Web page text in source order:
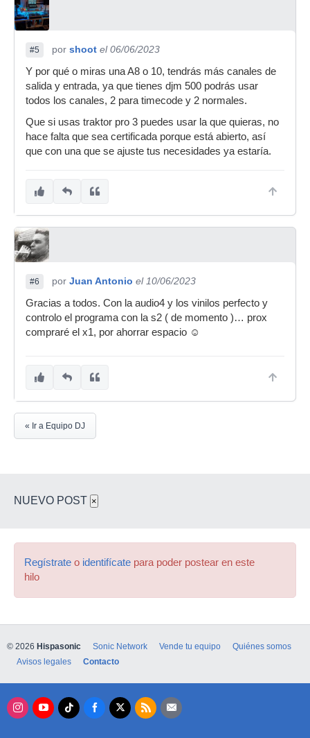
#5 por shoot el 06/06/2023
Y por qué o miras una A8 o 10, tendrás más canales de
salida y entrada, ya que tienes djm 500 podrás usar
todos los canales, 2 para timecode y 2 normales.
Que si usas traktor pro 3 puedes usar la que quieras, no
hace falta que sea certificada porque está abierto, así
que con una que se ajuste tus necesidades ya estaría.
#6 por Juan Antonio el 10/06/2023
Gracias a todos. Con la audio4 y los vinilos perfecto y
controlo el programa con la s2 ( de momento )… prox
compraré el x1, por ahorrar espacio ☺️
« Ir a Equipo DJ
NUEVO POST ×
Regístrate o identifícate para poder postear en este
hilo
© 2026 Hispasonic Sonic Network Vende tu equipo
Quiénes somos
Avisos legales
Contacto